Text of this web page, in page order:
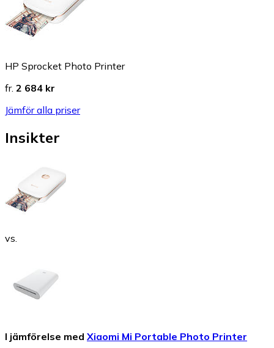
HP Sprocket Photo Printer
fr. 2 684 kr
Jämför alla priser
Insikter
vs.
I jämförelse med Xiaomi Mi Portable Photo Printer